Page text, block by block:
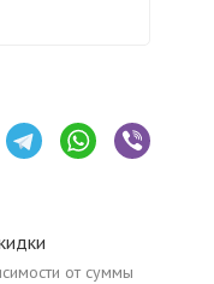
от суммы